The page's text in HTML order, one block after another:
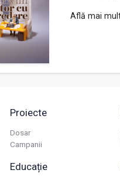
Află mai
Proiecte
Dosar
Campanii
Educație